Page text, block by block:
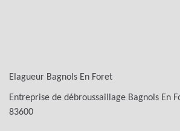
Elagueur Bagnols En Foret
Entreprise de débroussaillage Bagnols En
83600